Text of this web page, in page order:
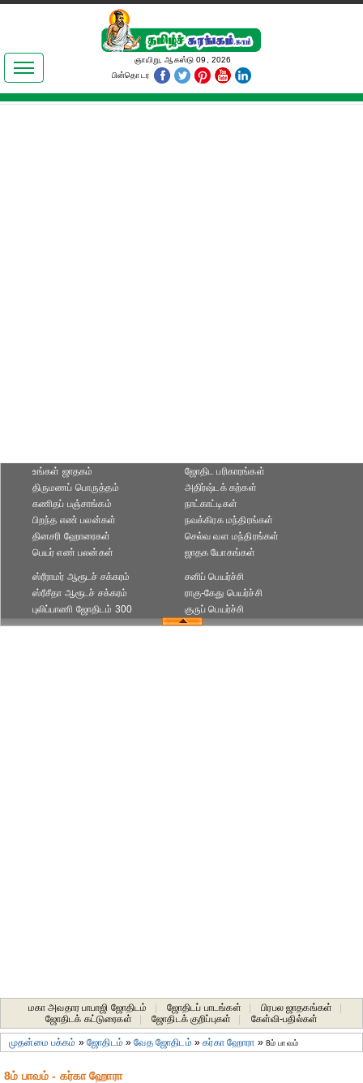
இலக்கியங்கள்
தமிழ் உலகம்
ஞாயிறு, ஆகஸ்டு 09, 2026
பின்தொடர
உங்கள் ஜாதகம்
திருமணப் பொருத்தம்
கணிதப் பஞ்சாங்கம்
ஜோதிட ப‌ரிகார‌ங்க‌ள்
அதிர்ஷ்டக் கற்கள்
நாட்காட்டிகள்
பிறந்த எண் பலன்கள்
தினசரி ஹோரைகள்
பெயர் எண் பலன்கள்
நவக்கிரக மந்திரங்கள்
செல்வ வள மந்திரங்கள்
ஜாதக யோகங்கள்
ஸ்ரீராமர் ஆரூடச் சக்கரம்
ஸ்ரீசீதா ஆரூடச் சக்கரம்
புலிப்பாணி ஜோதிடம் 300
சனிப் பெயர்ச்சி
ராகு-கேது பெயர்ச்சி
குருப் பெயர்ச்சி
மகா அவதார பாபாஜி ஜோதிடம் ஜோதிடப் பாடங்கள் பிரபல ஜாதகங்கள்
ஜோதிடக் கட்டுரைகள்
ஜோதிடக் குறிப்புகள் கேள்வி-பதில்கள்
முதன்மை பக்கம் »ஜோதிடம் »வேத ஜோதிடம் »கர்கா ஹோரா » 8ம் பாவம்
8ம் பாவம் - கர்கா ஹோரா